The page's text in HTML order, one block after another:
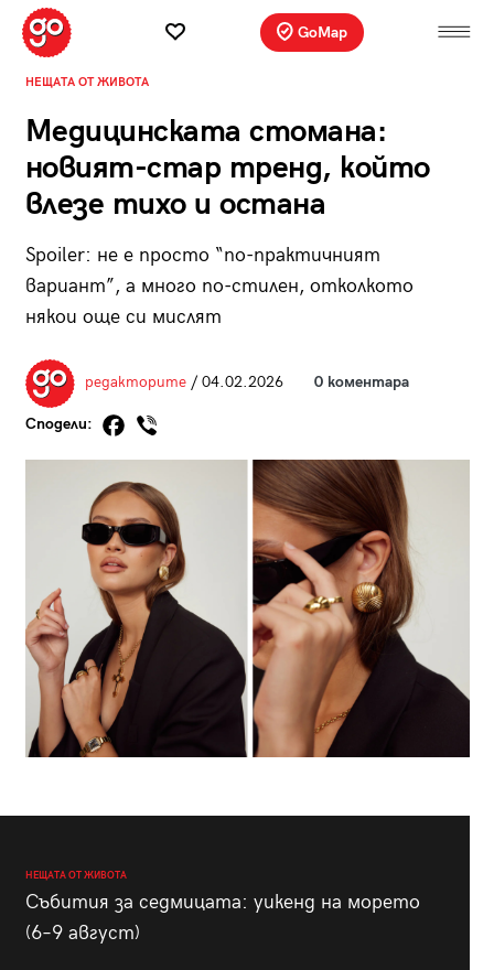
GoMap
НЕЩАТА ОТ ЖИВОТА
Медицинската стомана:
новият-стар тренд, който
влезе тихо и остана
Spoiler: не е просто “по-практичният
вариант”, а много по-стилен, отколкото
някои още си мислят
редакторите/ 04.02.2026 0 коментара
Сподели:
НЕЩАТА ОТ ЖИВОТА
Събития за седмицата: уикенд на морето
(6–9 август)